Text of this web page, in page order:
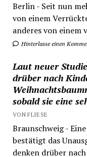
Berlin - Seit nun
von einem
anderes von einem
Hinterlasse einen
Laut neuer
drüber nach
sobald sie eine
VON FLIESE
Braunschweig -
bestätigt das
denken drüber